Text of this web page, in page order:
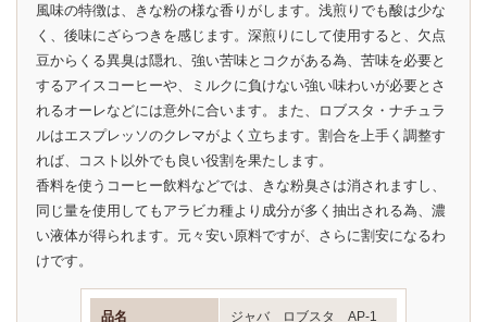
風味の特徴は、きな粉の様な香りがします。浅煎りでも酸は少な
く、後味にざらつきを感じます。深煎りにして使用すると、欠点
豆からくる異臭は隠れ、強い苦味とコクがある為、苦味を必要と
するアイスコーヒーや、ミルクに負けない強い味わいが必要とさ
れるオーレなどには意外に合います。また、ロブスタ・ナチュラ
ルはエスプレッソのクレマがよく立ちます。割合を上手く調整す
れば、コスト以外でも良い役割を果たします。
香料を使うコーヒー飲料などでは、きな粉臭さは消されますし、
同じ量を使用してもアラビカ種より成分が多く抽出される為、濃
い液体が得られます。元々安い原料ですが、さらに割安になるわ
けです。
品名 ジャバ ロブスタ AP-1